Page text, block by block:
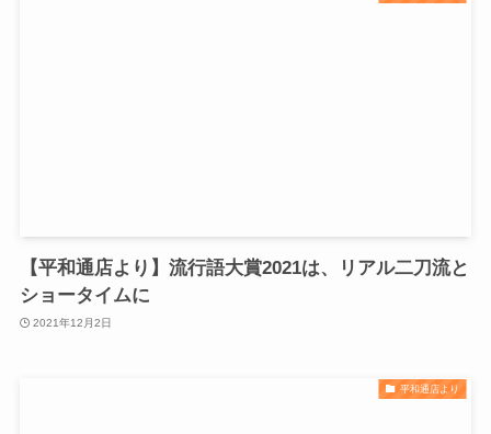
【平和通店より】流行語大賞2021は、リアル二刀流と
ショータイムに
2021年12月2日
平和通店より